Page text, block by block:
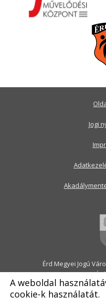
A weboldal
cookie-k használatát.
Érd Megyei Jogú
2030
Levélcím:
E-mail:
Jogi